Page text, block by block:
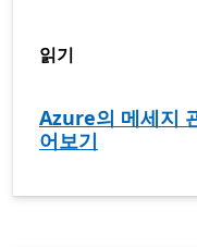
읽기
Azure의 메세지
어보기